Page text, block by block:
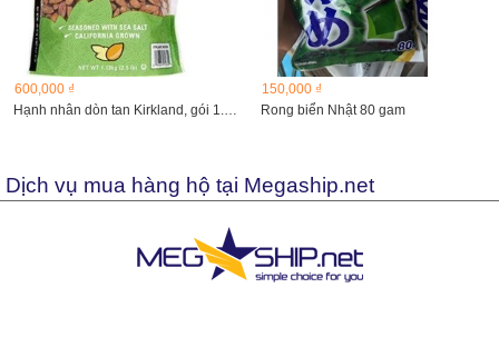
600,000 ₫
Hạnh nhân dòn tan Kirkland, gói 1.13 Kg
150,000 ₫
Rong biển Nhật 80 gam
Dịch vụ mua hàng hộ tại Megaship.net